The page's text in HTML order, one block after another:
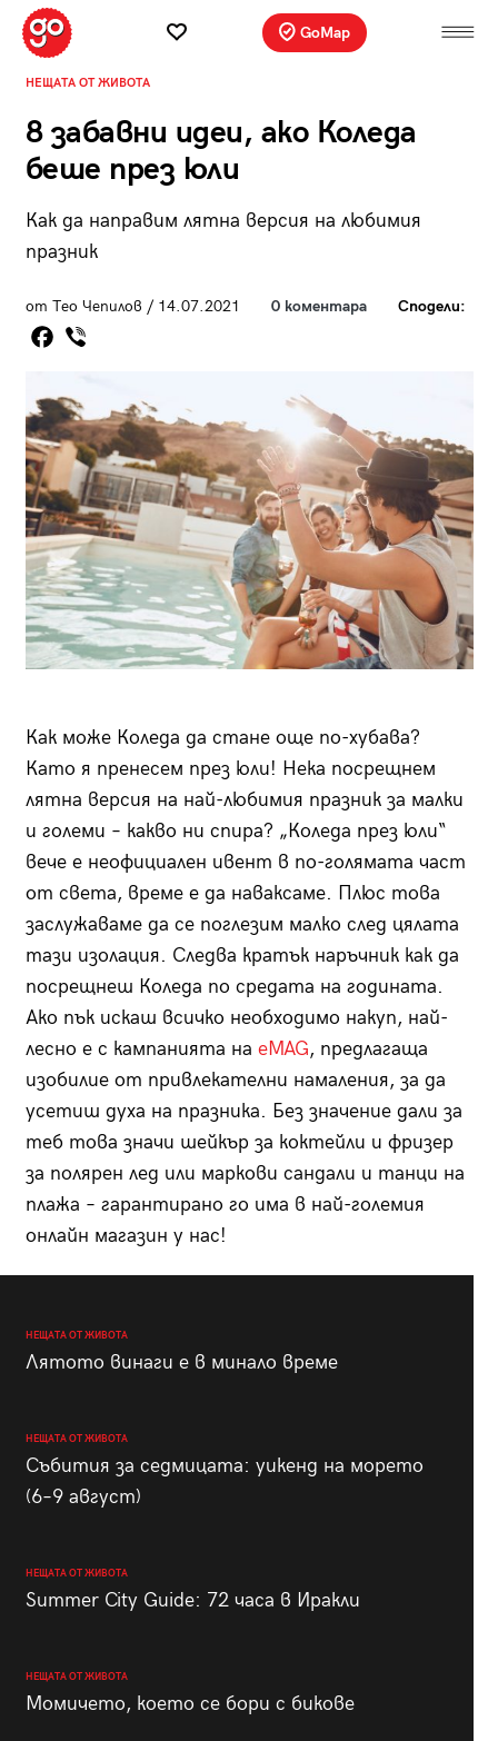
GoMap
НЕЩАТА ОТ ЖИВОТА
8 забавни идеи, ако Коледа
беше през юли
Как да направим лятна версия на любимия
празник
от Тео Чепилов / 14.07.2021 0 коментара Сподели:
Как може Коледа да стане още по-хубава?
Като я пренесем през юли! Нека посрещнем
лятна версия на най-любимия празник за малки
и големи – какво ни спира? „Коледа през юли“
вече е неофициален ивент в по-голямата част
от света, време е да наваксаме. Плюс това
заслужаваме да се поглезим малко след цялата
тази изолация. Следва кратък наръчник как да
посрещнеш Коледа по средата на годината.
Ако пък искаш всичко необходимо накуп, най-
лесно е с кампанията на eMAG, предлагаща
изобилие от привлекателни намаления, за да
усетиш духа на празника. Без значение дали за
теб това значи шейкър за коктейли и фризер
за полярен лед или маркови сандали и танци на
плажа – гарантирано го има в най-големия
онлайн магазин у нас!
НЕЩАТА ОТ ЖИВОТА
Лятото винаги е в минало време
НЕЩАТА ОТ ЖИВОТА
Събития за седмицата: уикенд на морето
(6–9 август)
НЕЩАТА ОТ ЖИВОТА
Summer City Guide: 72 часа в Иракли
НЕЩАТА ОТ ЖИВОТА
Момичето, което се бори с бикове